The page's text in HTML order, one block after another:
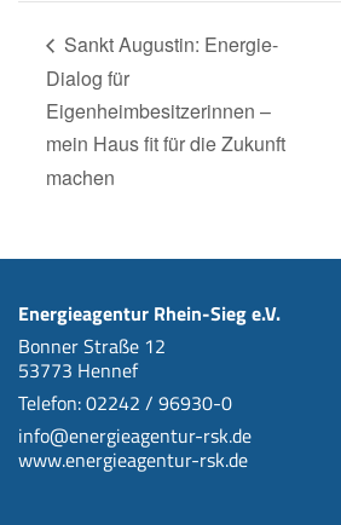
Sankt Augustin: Energie-
Dialog für
Eigenheimbesitzerinnen –
mein Haus fit für die Zukunft
machen
Energieagentur Rhein-Sieg e.V.
Bonner Straße 12
53773 Hennef
Telefon: 02242 / 96930-0
info@energieagentur-rsk.de
www.energieagentur-rsk.de